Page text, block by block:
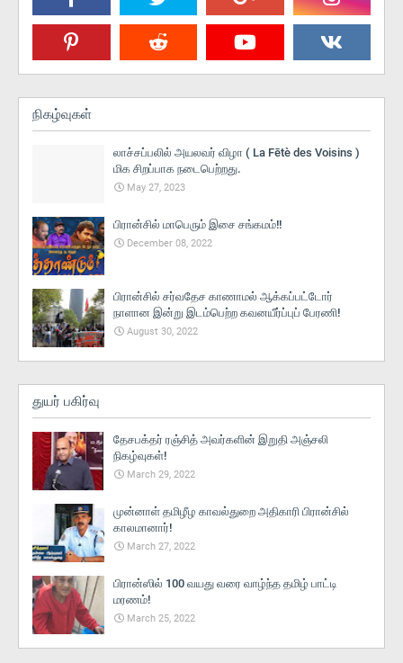
நிகழ்வுகள்
லாச்சப்பலில் அயலவர் விழா ( La Fētè des Voisins )
மிக சிறப்பாக நடைபெற்றது.
May 27, 2023
பிரான்சில் மாபெரும் இசை சங்கமம்!!
December 08, 2022
பிரான்சில் சர்வதேச காணாமல் ஆக்கப்பட்டோர்
நாளான இன்று இடம்பெற்ற கவனயீர்ப்புப் பேரணி!
August 30, 2022
துயர் பகிர்வு
தேசபக்தர் ரஞ்சித் அவர்களின் இறுதி அஞ்சலி
நிகழ்வுகள்!
March 29, 2022
முன்னாள் தமிழீழ காவல்துறை அதிகாரி பிரான்சில்
காலமானார்!
March 27, 2022
பிரான்ஸில் 100 வயது வரை வாழ்ந்த தமிழ் பாட்டி
மரணம்!
March 25, 2022